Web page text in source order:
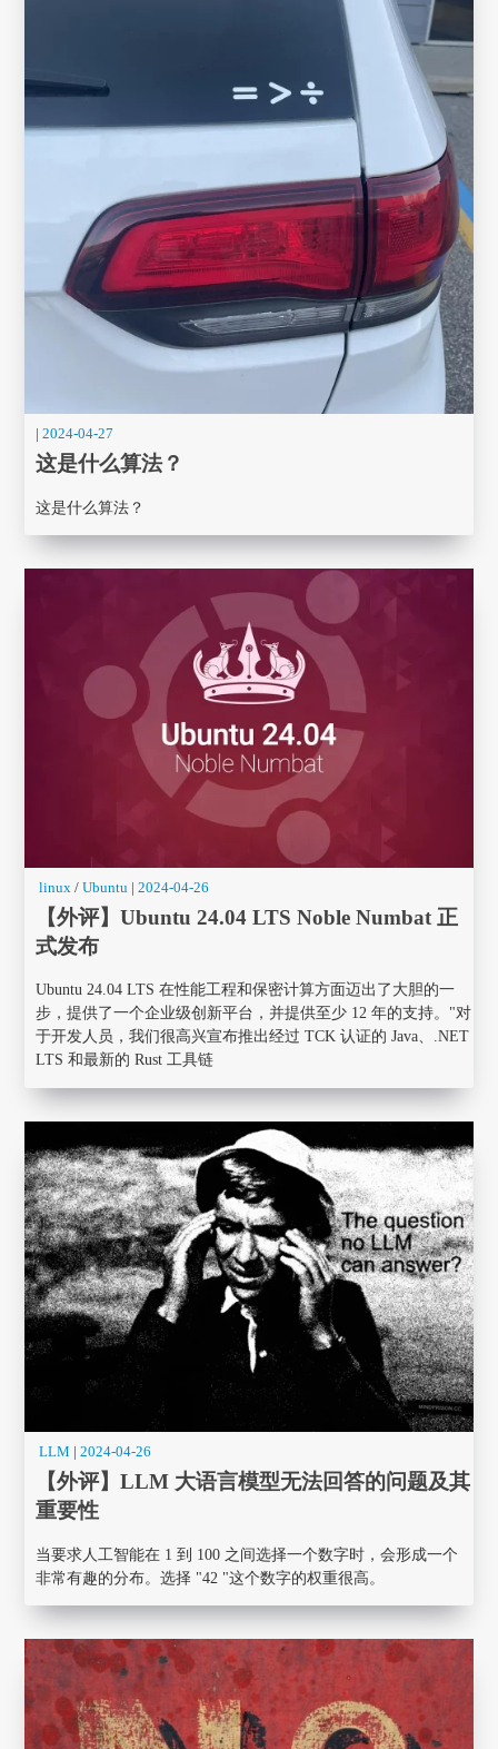
|2024-04-27
这是什么算法？
这是什么算法？
linux / Ubuntu |2024-04-26
【外评】Ubuntu 24.04 LTS Noble Numbat 正
式发布
Ubuntu 24.04 LTS 在性能工程和保密计算方面迈出了大胆的一
步，提供了一个企业级创新平台，并提供至少 12 年的支持。"对
于开发人员，我们很高兴宣布推出经过 TCK 认证的 Java、.NET
LTS 和最新的 Rust 工具链
LLM |2024-04-26
【外评】LLM 大语言模型无法回答的问题及其
重要性
当要求人工智能在 1 到 100 之间选择一个数字时，会形成一个
非常有趣的分布。选择 "42 "这个数字的权重很高。